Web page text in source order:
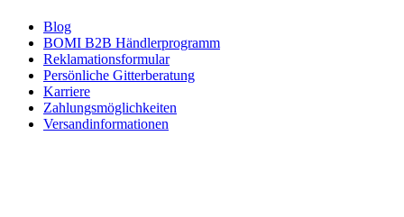
Blog
BOMI B2B Händlerprogramm
Reklamationsformular
Persönliche Gitterberatung
Karriere
Zahlungsmöglichkeiten
Versandinformationen